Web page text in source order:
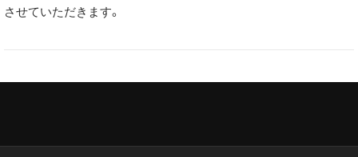
させていただきます。